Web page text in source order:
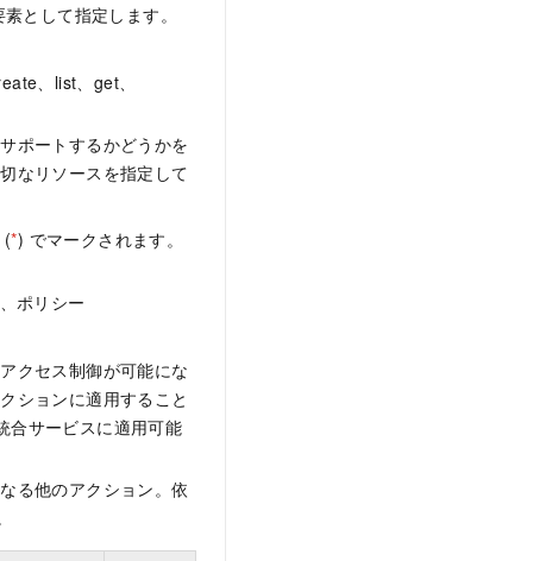
素として指定します。
、list、get、
ポートするかどうかを
なリソースを指定して
(*) でマークされます。
ポリシー
クセス制御が可能にな
ションに適用すること
合サービスに適用可能
る他のアクション。依